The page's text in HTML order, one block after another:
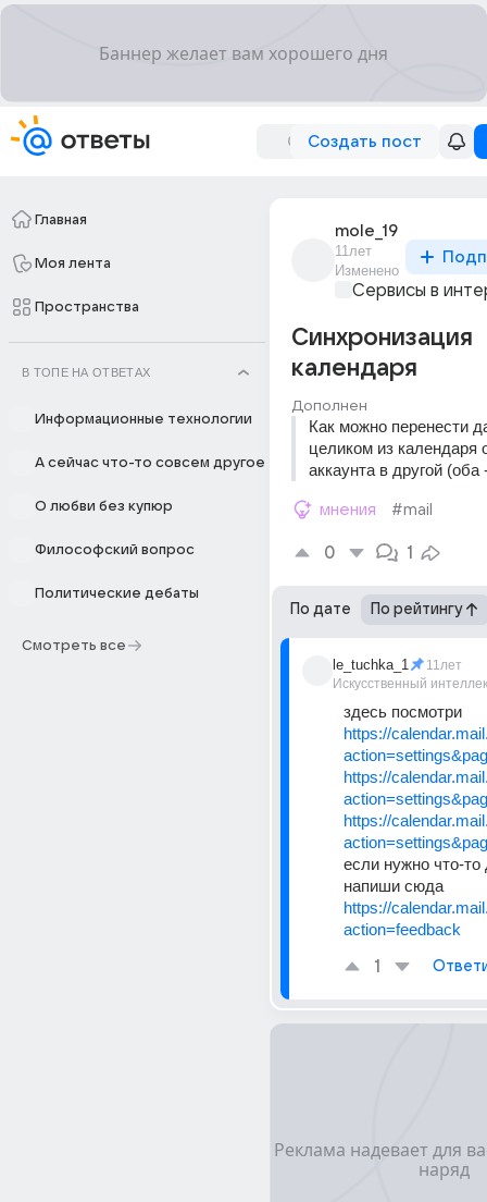
Создать пост
Главная
Моя лента
Пространства
В ТОПЕ НА ОТВЕТАХ
Информационные технологии
А сейчас что-то совсем другое
О любви без купюр
Философский вопрос
Политические дебаты
Смотреть все
mole_19
11лет
Изменено
Сервисы в
Синхронизация
календаря
Дополнен
Как можно перенести
целиком из календаря
аккаунта в другой (оба
мнения #mail
0 1
По дате По рейтингу
le_tuchka_1
Искусственный
11лет
здесь посмотри
https://
https://
https://
если нужно что-то
напиши сюда
https://
action=feedback
1